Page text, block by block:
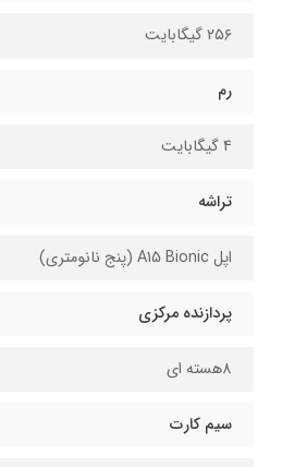
۲۵۶ گیگابایت
رم
۴ گیگابایت
تراشه
اپل A15 Bionic (پنج نانومتری)
پردازنده مرکزی
8هسته ای
سیم کارت